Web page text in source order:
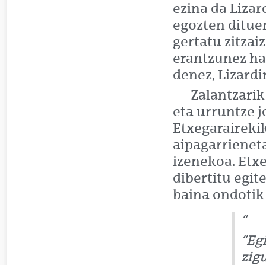
ezina da
egozten
gertatu
erantzunez
denez,
eta urruntze
izenekoa.
dibertitu
baina ondotik